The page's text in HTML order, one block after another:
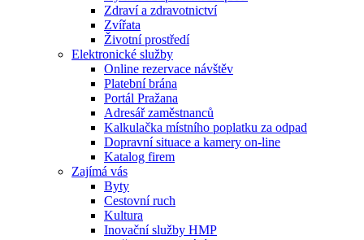
Zdraví a zdravotnictví
Zvířata
Životní prostředí
Elektronické služby
Online rezervace návštěv
Platební brána
Portál Pražana
Adresář zaměstnanců
Kalkulačka místního poplatku za odpad
Dopravní situace a kamery on-line
Katalog firem
Zajímá vás
Byty
Cestovní ruch
Kultura
Inovační služby HMP